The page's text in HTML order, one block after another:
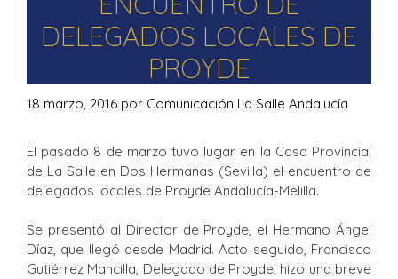
DELEGADOS LOCALES DE
PROYDE
18 marzo, 2016 por Comunicación La Salle Andalucía
El pasado 8 de marzo tuvo lugar en la Casa Provincial
de La Salle en Dos Hermanas (Sevilla) el encuentro de
delegados locales de Proyde Andalucía-Melilla.
Se presentó al Director de Proyde, el Hermano Ángel
Díaz, que llegó desde Madrid. Acto seguido, Francisco
Gutiérrez Mancilla, Delegado de Proyde, hizo una breve